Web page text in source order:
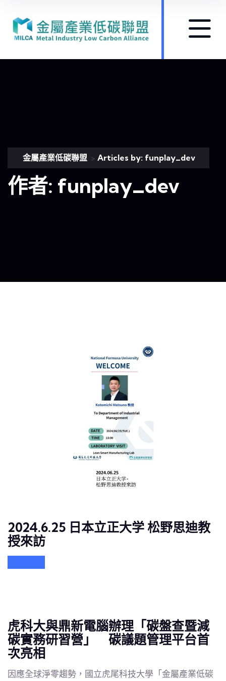
金屬產業低碳聯盟 > Articles by: funplay_dev
作者: funplay_dev
2024.6.25 日本立正大学 松野思迪教
授來訪
虎科大與鼎新電腦辦理「碳盤查暨減
碳實務研習營」 碳議題管理平台首
次亮相
因應全球淨零趨勢，國立虎尾科技大學「金屬產業低碳